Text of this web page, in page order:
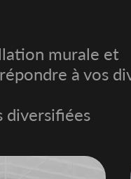
murale et
à vos
diversifiées